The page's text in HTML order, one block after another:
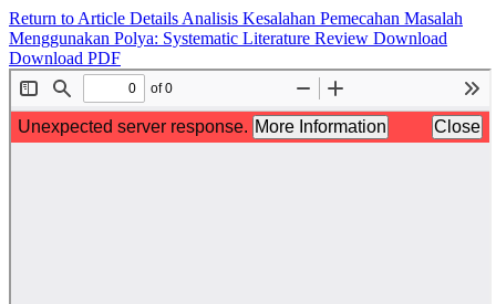
Return to Article Details Analisis Kesalahan Pemecahan Masalah
Menggunakan Polya: Systematic Literature Review Download
Download PDF